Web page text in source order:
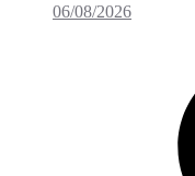
06/08/2026